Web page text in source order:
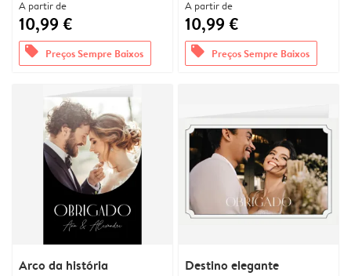
A partir de
10,99 €
offers Preços Sempre Baixos
A partir de
10,99 €
offers Preços Sempre Baixos
Arco da história Destino elegante